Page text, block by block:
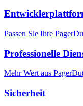
Passen Sie Ihre
Professionelle
Mehr Wert aus
Sicherheit